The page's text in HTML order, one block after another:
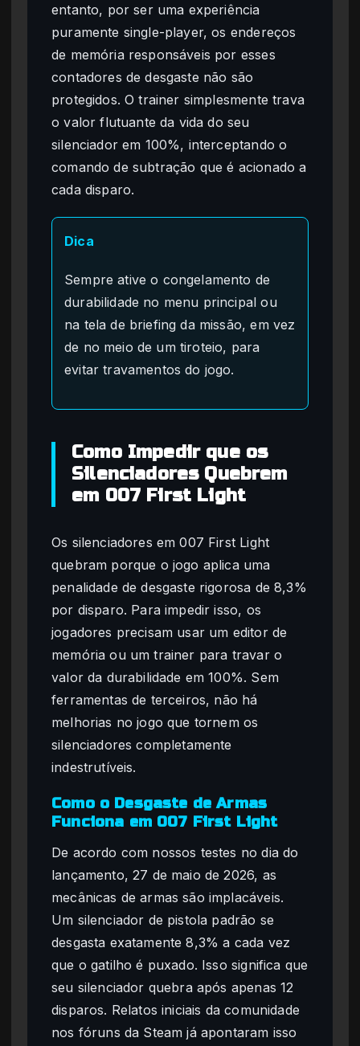
entanto, por ser uma experiência
puramente single-player, os endereços
de memória responsáveis por esses
contadores de desgaste não são
protegidos. O trainer simplesmente trava
o valor flutuante da vida do seu
silenciador em 100%, interceptando o
comando de subtração que é acionado a
cada disparo.
Dica
Sempre ative o congelamento de
durabilidade no menu principal ou
na tela de briefing da missão, em vez
de no meio de um tiroteio, para
evitar travamentos do jogo.
Como Impedir que os
Silenciadores Quebrem
em 007 First Light
Os silenciadores em 007 First Light
quebram porque o jogo aplica uma
penalidade de desgaste rigorosa de 8,3%
por disparo. Para impedir isso, os
jogadores precisam usar um editor de
memória ou um trainer para travar o
valor da durabilidade em 100%. Sem
ferramentas de terceiros, não há
melhorias no jogo que tornem os
silenciadores completamente
indestrutíveis.
Como o Desgaste de Armas
Funciona em 007 First Light
De acordo com nossos testes no dia do
lançamento, 27 de maio de 2026, as
mecânicas de armas são implacáveis.
Um silenciador de pistola padrão se
desgasta exatamente 8,3% a cada vez
que o gatilho é puxado. Isso significa que
seu silenciador quebra após apenas 12
disparos. Relatos iniciais da comunidade
nos fóruns da Steam já apontaram isso